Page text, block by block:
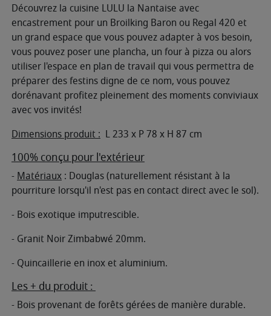
Découvrez la cuisine LULU la Nantaise avec
encastrement pour un Broilking Baron ou Regal 420 et
un grand espace que vous pouvez adapter à vos besoin,
vous pouvez poser une plancha, un four à pizza ou alors
utiliser l'espace en plan de travail qui vous permettra de
préparer des festins digne de ce nom, vous pouvez
dorénavant profitez pleinement des moments conviviaux
avec vos invités!
Dimensions produit : L 233 x P 78 x H 87 cm
100% conçu pour l'extérieur
- Matériaux : Douglas (naturellement résistant à la
pourriture lorsqu'il n'est pas en contact direct avec le sol).
- Bois exotique imputrescible.
- Granit Noir Zimbabwé 20mm.
- Quincaillerie en inox et aluminium.
Les + du produit :
- Bois provenant de forêts gérées de manière durable.